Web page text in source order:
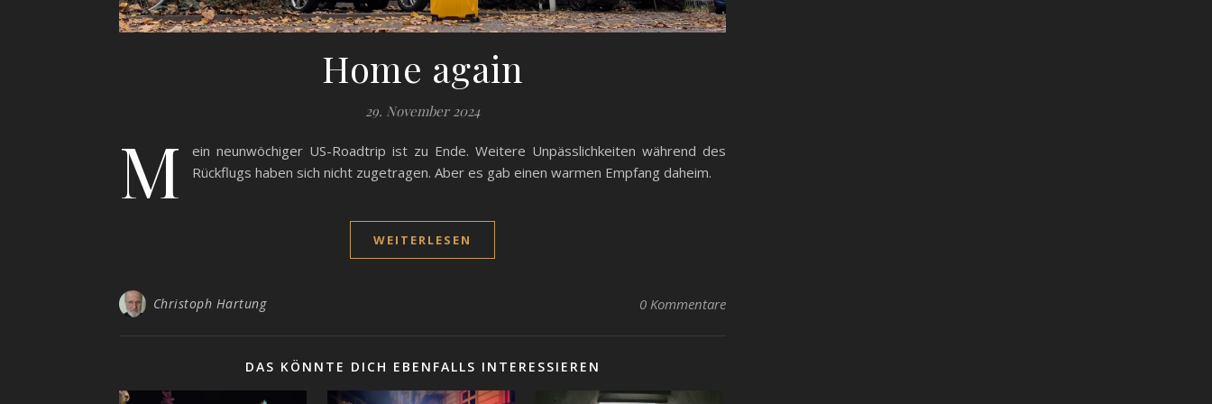
Home again
29. November 2024
M
ein neunwöchiger US-Roadtrip ist zu Ende. Weitere Unpässlichkeiten während des
Rückflugs haben sich nicht zugetragen. Aber es gab einen warmen Empfang daheim.
WEITERLESEN
Christoph Hartung 0 Kommentare
DAS KÖNNTE DICH EBENFALLS INTERESSIEREN